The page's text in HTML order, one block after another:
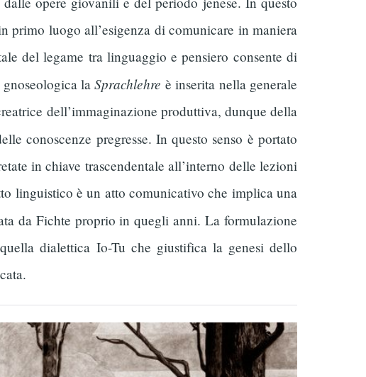
primo luogo all’esigenza di comunicare in maniera
del legame tra linguaggio e pensiero consente di
gnoseologica laSprachlehre è inserita nella generale
dell’immaginazione produttiva, dunque della
conoscenze pregresse. In questo senso è portato
in chiave trascendentale all’interno delle lezioni
linguistico è un atto comunicativo che implica una
da Fichte proprio in quegli anni. La formulazione
dialettica Io-Tu che giustifica la genesi dello